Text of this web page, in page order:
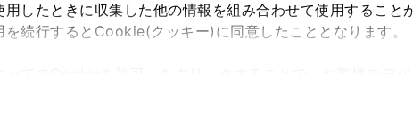
用したときに収集した他の情報を組み合わせて使用すること
を続行するとCookie(クッキー)に同意したこととなります。
車の魅力 3つの買い方 オンライン購入 お気に入り